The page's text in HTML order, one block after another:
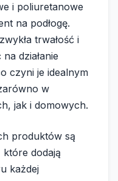
i poliuretanowe
na podłogę.
trwałość i
działanie
czyni je idealnym
w
jak i domowych.
produktów są
które dodają
każdej